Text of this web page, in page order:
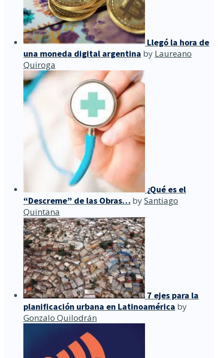
Llegó la hora de
una moneda digital argentina by Laureano
Quiroga
¿Qué es el
“Descreme” de las Obras… bySantiago
Quintana
7 ejes para la
planificación urbana en Latinoamérica by
Gonzalo Quilodrán